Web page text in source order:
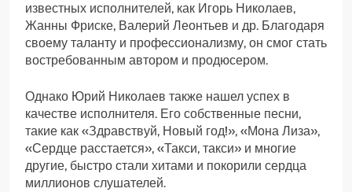
известных исполнителей, как Игорь Николаев,
Жанны Фриске, Валерий Леонтьев и др. Благодаря
своему таланту и профессионализму, он смог стать
востребованным автором и продюсером.
Однако Юрий Николаев также нашел успех в
качестве исполнителя. Его собственные песни,
такие как «Здравствуй, Новый год!», «Мона Лиза»,
«Сердце расстается», «Такси, такси» и многие
другие, быстро стали хитами и покорили сердца
миллионов слушателей.